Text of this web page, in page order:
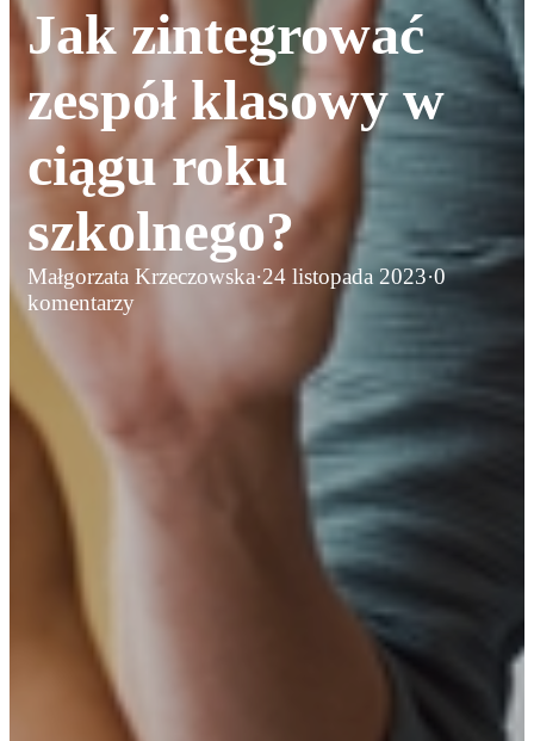
Jak zintegrować
zespół klasowy w
ciągu roku
szkolnego?
Małgorzata Krzeczowska·24 listopada 2023·0
komentarzy